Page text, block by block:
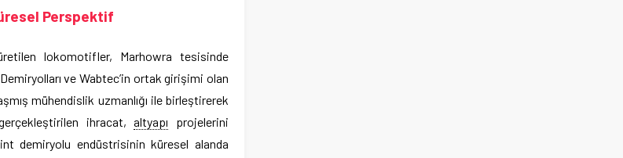
Perspektif
lokomotifler, Marhowra tesisinde
ve Wabtec’in ortak girişimi olan
mühendislik uzmanlığı ile birleştirerek
ihracat,altyapı projelerini
demiryolu endüstrisinin küresel alanda